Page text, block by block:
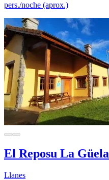
pers./noche (aprox.)
El Reposu La Güela
Llanes